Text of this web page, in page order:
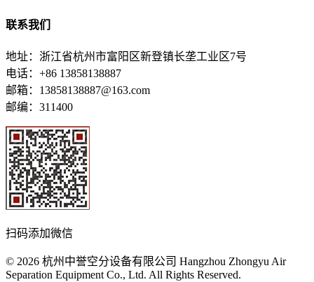
联系我们
地址：浙江省杭州市富阳区新登镇长垄工业区7号
电话：+86 13858138887
邮箱：13858138887@163.com
邮编：311400
扫码添加微信
© 2026 杭州中誉空分设备有限公司 Hangzhou Zhongyu Air
Separation Equipment Co., Ltd. All Rights Reserved.